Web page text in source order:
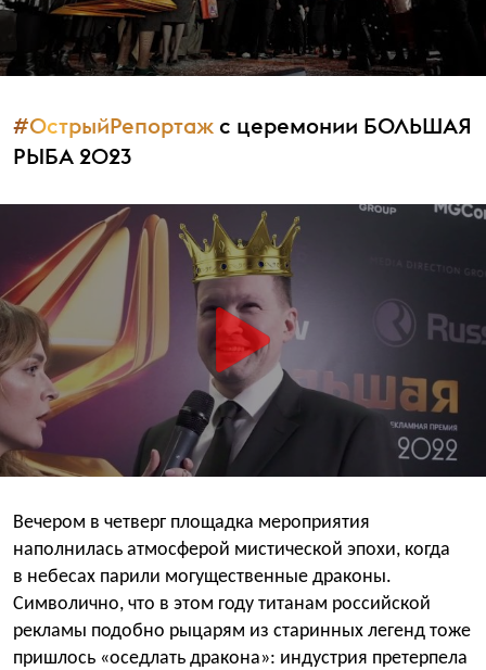
#ОстрыйРепортаж с церемонии БОЛЬШАЯ
РЫБА 2023
Вечером в четверг площадка мероприятия
наполнилась атмосферой мистической эпохи, когда
в небесах парили могущественные драконы.
Символично, что в этом году титанам российской
рекламы подобно рыцарям из старинных легенд тоже
пришлось «оседлать дракона»: индустрия претерпела